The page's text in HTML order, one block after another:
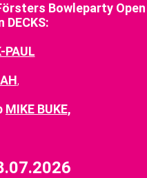
Bowleparty Open
DECKS:
PAUL
,
MIKE BUKE,